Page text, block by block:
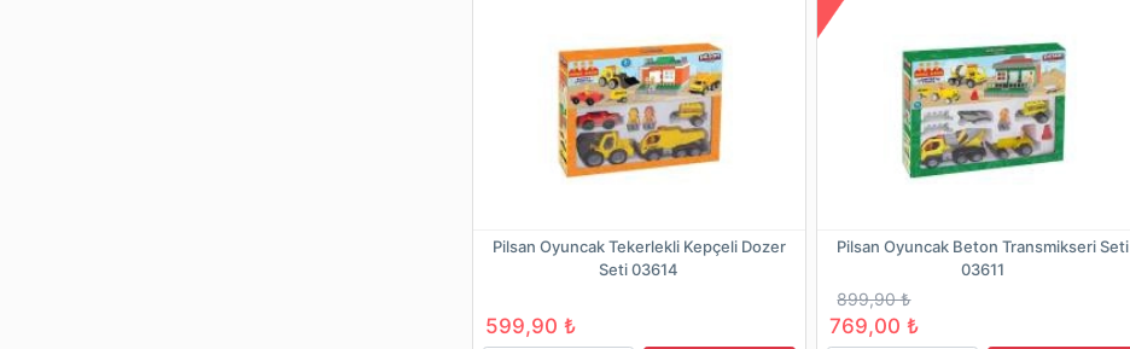
Pilsan Oyuncak Tekerlekli Kepçeli Dozer
Seti 03614
599,90 ₺
Pilsan Oyuncak Beton Transmikseri Seti
03611
899,90 ₺
769,00 ₺